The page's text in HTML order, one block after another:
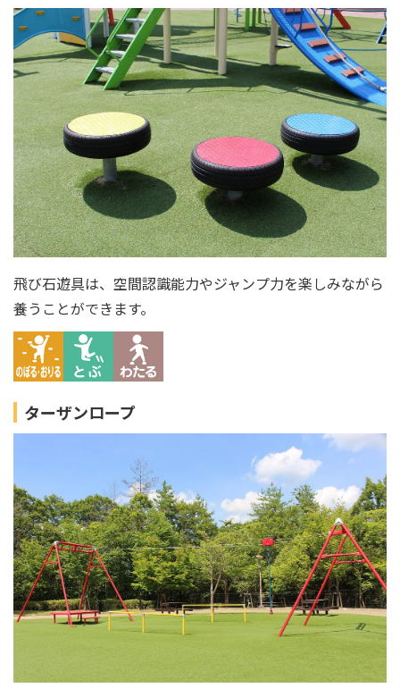
飛び石遊具は、空間認識能力やジャンプ力を楽しみながら
養うことができます。
ターザンロープ